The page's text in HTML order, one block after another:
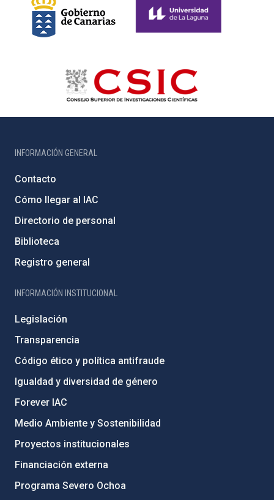
INFORMACIÓN GENERAL
Contacto
Cómo llegar al IAC
Directorio de personal
Biblioteca
Registro general
INFORMACIÓN INSTITUCIONAL
Legislación
Transparencia
Código ético y política antifraude
Igualdad y diversidad de género
Forever IAC
Medio Ambiente y Sostenibilidad
Proyectos institucionales
Financiación externa
Programa Severo Ochoa